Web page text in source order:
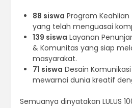
88 siswa Program Keahlian
yang telah menguasai
139 siswa Layanan
& Komunitas yang siap
masyarakat.
71 siswa Desain
mewarnai dunia kreatif
Semuanya dinyatakan LULUS